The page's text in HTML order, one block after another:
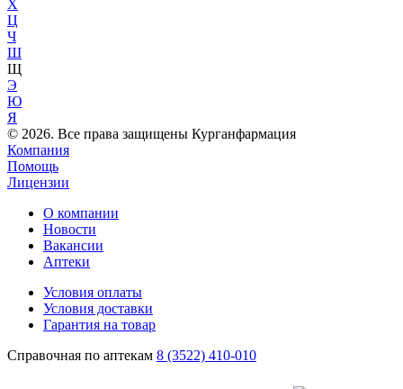
Х
Ц
Ч
Ш
Щ
Э
Ю
Я
© 2026. Все права защищены Курганфармация
Компания
Помощь
Лицензии
О компании
Новости
Вакансии
Аптеки
Условия оплаты
Условия доставки
Гарантия на товар
Справочная по аптекам 8 (3522) 410-010